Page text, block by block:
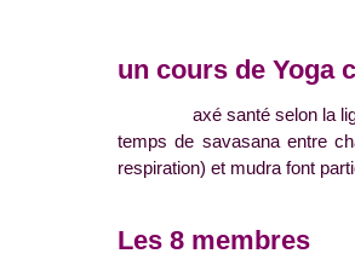
un cours de Yoga
axé santé selon la lignée
temps de savasana entre
respiration) et mudra font
Les 8 membres